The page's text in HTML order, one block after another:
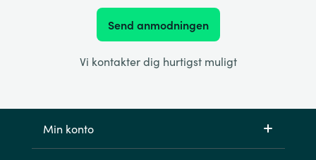
Send anmodningen
Vi kontakter dig hurtigst muligt
Min konto